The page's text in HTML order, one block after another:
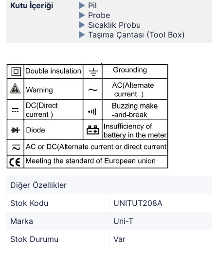
Kutu İçeriği
► Pil
► Probe
► Sıcaklık Probu
► Taşıma Çantası (Tool Box)
Diğer Özellikler
Stok Kodu
UNITUT208A
Marka
Uni-T
Stok Durumu
Var